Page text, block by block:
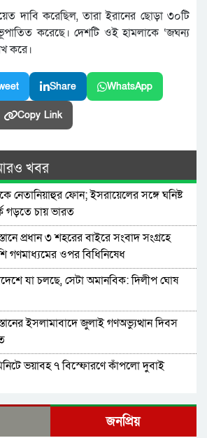
দাবি করেছিল, তারা ইরানের ছোড়া ৩০টি
ভূপাতিত করেছে। দেশটি ওই হামলাকে ‘জঘন্য
করে।
Share WhatsApp
Copy Link
খবর
নেতানিয়াহুর ফোন; ইসরায়েলের সঙ্গে ঘনিষ্ট
গড়তে চায় ভারত
প্রধান ৩ শহরের বাইরে সংবাদ সংগ্রহে
গণমাধ্যমের ওপর বিধিনিষেধ
যা চলছে, সেটা অমানবিক: দিলীপ ঘোষ
ইসলামাবাদে জুলাই গণঅভ্যুত্থান দিবস
ভয়াবহ ৭ বিস্ফোরণে কাঁপলো দুবাই
হঠাৎ ইরানের পররাষ্ট্রমন্ত্রী আব্বাস
জনপ্রিয়